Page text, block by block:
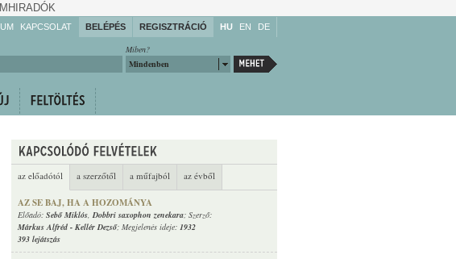
KAPCSOLAT BELÉPÉS REGISZTRÁCIÓ HU EN DE
Miben?
Mindenben
az előadótól a szerzőtől a műfajból az évből
AZ SE BAJ, HA A HOZOMÁNYA
Előadó: Sebő Miklós,Dobbri saxophon zenekara; Szerző:
Márkus Alfréd - Kellér Dezső; Megjelenés ideje: 1932
393 lejátszás